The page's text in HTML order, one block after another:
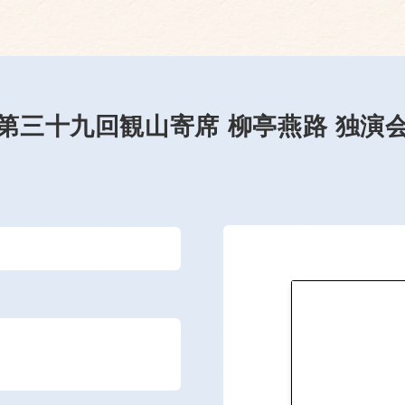
三十九回観山寄席 柳亭燕路 独演